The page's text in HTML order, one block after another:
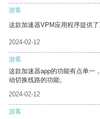
游客
这款加速器VPM应用程序提供了
2024-02-12
游客
这款加速器app的功能有点单一
动切换线路的功能。
2024-02-12
游客